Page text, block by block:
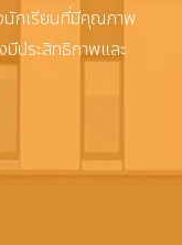
งนักเรียนที่มีคุณภาพ
ประสิทธิภาพและ